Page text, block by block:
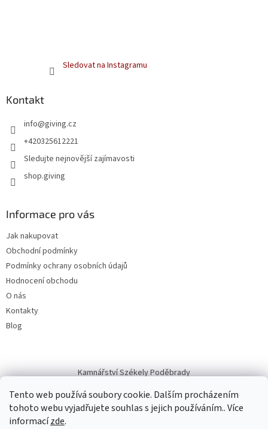
Tento web používá soubory cookie. Dalším procházením
tohoto webu vyjadřujete souhlas s jejich používáním.. Více
informacízde.
Sledovat na Instagramu
Kontakt
info@giving.cz
+420325612221
Sledujte nejnovější zajímavosti
shop.giving
Informace pro vás
Jak nakupovat
Obchodní podmínky
Podmínky ochrany osobních údajů
Hodnocení obchodu
O nás
Kontakty
Blog
Kamnářství Székely Poděbrady